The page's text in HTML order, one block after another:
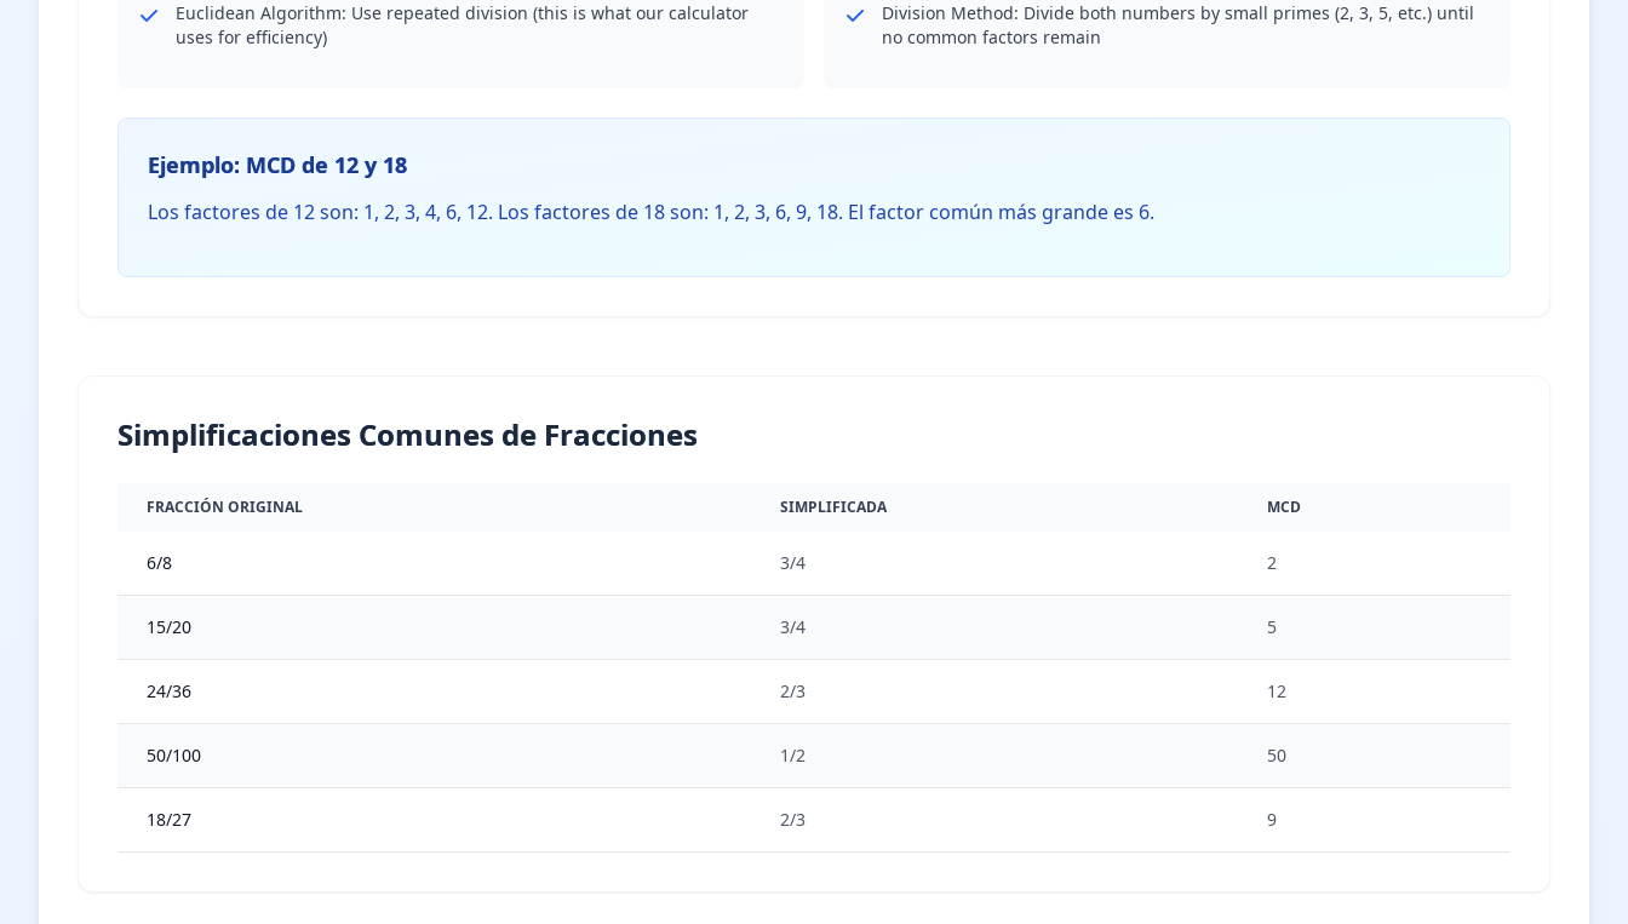
Euclidean Algorithm: Use repeated division (this is what our calculator
uses for efficiency)
Division Method: Divide both numbers by small primes (2, 3, 5, etc.) until
no common factors remain
Ejemplo: MCD de 12 y 18
Los factores de 12 son: 1, 2, 3, 4, 6, 12. Los factores de 18 son: 1, 2, 3, 6, 9, 18. El factor común más grande es 6.
Simplificaciones Comunes de Fracciones
FRACCIÓN ORIGINAL SIMPLIFICADA MCD
6/8 3/4 2
15/20 3/4 5
24/36 2/3 12
50/100 1/2 50
18/27 2/3 9